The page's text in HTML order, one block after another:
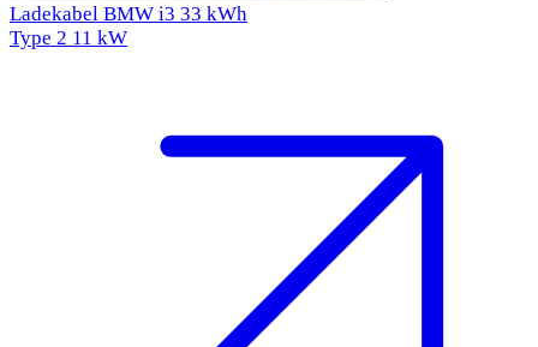
Ladekabel BMW i3 33 kWh
Type 2 11 kW